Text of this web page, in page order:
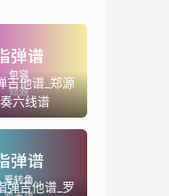
吉他谱_郑源
奏六线谱
弹吉他谱_罗